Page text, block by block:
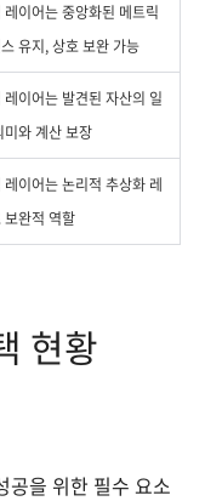
레이어는 중앙화된 메트릭
유지, 상호 보완 가능
레이어는 발견된 자산의 일
미와 계산 보장
레이어는 논리적 추상화 레
보완적 역할
현황
공을 위한 필수 요소